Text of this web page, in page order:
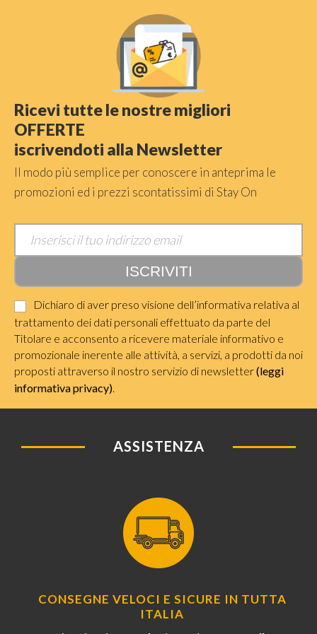
Ricevi tutte le nostre migliori
OFFERTE
iscrivendoti alla Newsletter
Il modo più semplice per conoscere in anteprima le
promozioni ed i prezzi scontatissimi di Stay On
Dichiaro di aver preso visione dell’informativa relativa al
trattamento dei dati personali effettuato da parte del
Titolare e acconsento a ricevere materiale informativo e
promozionale inerente alle attività, a servizi, a prodotti da noi
proposti attraverso il nostro servizio di newsletter(leggi
informativa privacy)
ASSISTENZA
CONSEGNE VELOCI E SICURE IN TUTTA
ITALIA